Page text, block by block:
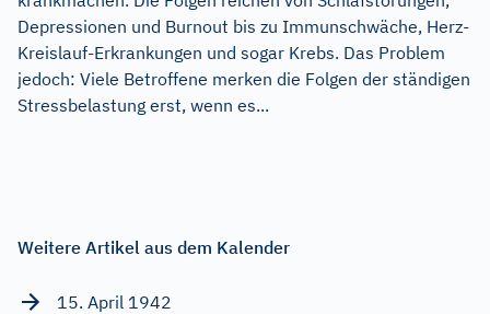
Depressionen und Burnout bis zu Immunschwäche, Herz-
Kreislauf-Erkrankungen und sogar Krebs. Das Problem
jedoch: Viele Betroffene merken die Folgen der ständigen
Stressbelastung erst, wenn es...
Weitere Artikel aus dem Kalender
15. April 1942